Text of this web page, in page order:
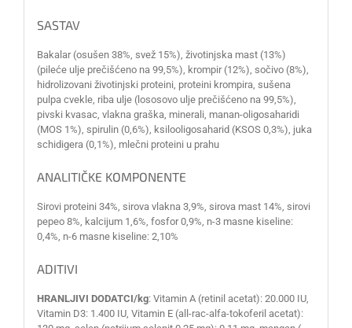
SASTAV
Bakalar (osušen 38%, svež 15%), životinjska mast (13%)
(pileće ulje prečišćeno na 99,5%), krompir (12%), sočivo (8%),
hidrolizovani životinjski proteini, proteini krompira, sušena
pulpa cvekle, riba ulje (lososovo ulje prečišćeno na 99,5%),
pivski kvasac, vlakna graška, minerali, manan-oligosaharidi
(MOS 1%), spirulin (0,6%), ksilooligosaharid (KSOS 0,3%), juka
schidigera (0,1%), mlečni proteini u prahu
ANALITIČKE KOMPONENTE
Sirovi proteini 34%, sirova vlakna 3,9%, sirova mast 14%, sirovi
pepeo 8%, kalcijum 1,6%, fosfor 0,9%, n-3 masne kiseline:
0,4%, n-6 masne kiseline: 2,10%
ADITIVI
HRANLJIVI DODATCI/kg: Vitamin A (retinil acetat): 20.000 IU,
Vitamin D3: 1.400 IU, Vitamin E (all-rac-alfa-tokoferil acetat):